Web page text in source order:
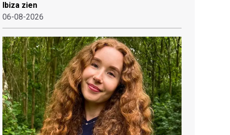
Ibiza zien
06-08-2026